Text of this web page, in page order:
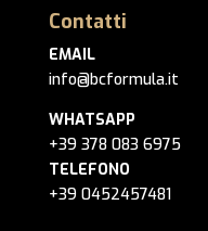
Contatti
EMAIL
info@bcformula.it
WHATSAPP
+39 378 083 6975
TELEFONO
+39 0452457481